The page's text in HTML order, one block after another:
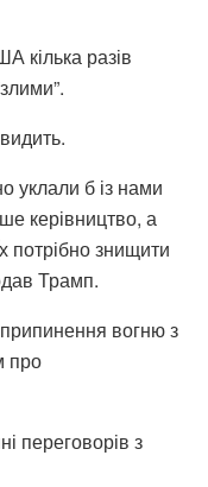
кілька разів
уклали б із нами
керівництво, а
потрібно знищити
Трамп.
вогню з
про
переговорів з